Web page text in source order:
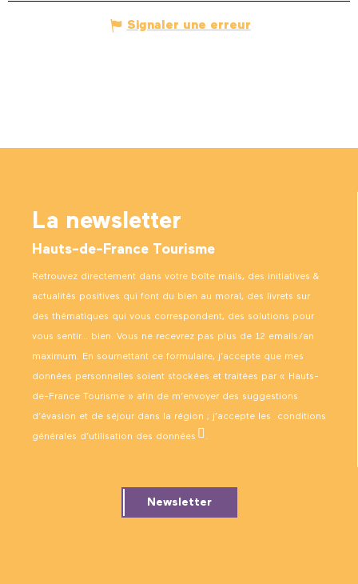
Signaler une erreur
La newsletter
Hauts-de-France Tourisme
Retrouvez directement dans votre boîte mails, des initiatives &
actualités positives qui font du bien au moral, des livrets sur
des thématiques qui vous correspondent, des solutions pour
vous sentir… bien. Vous ne recevrez pas plus de 12 emails/an
maximum. En soumettant ce formulaire, j’accepte que mes
données personnelles soient stockées et traitées par « Hauts-
de-France Tourisme » afin de m’envoyer des suggestions
d’évasion et de séjour dans la région ; j’accepte les conditions
générales d’utilisation des données .
Newsletter